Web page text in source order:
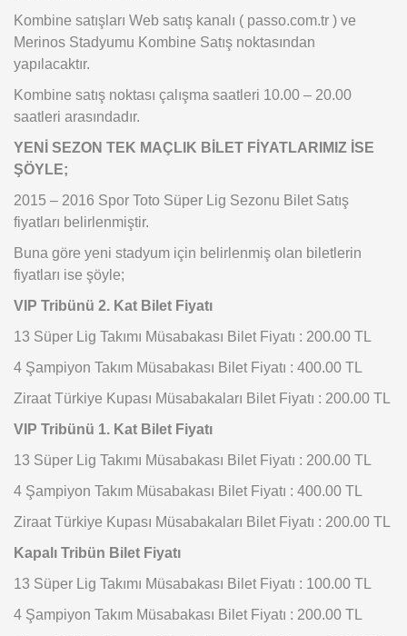
Kombine satışları Web satış kanalı ( passo.com.tr ) ve
Merinos Stadyumu Kombine Satış noktasından
yapılacaktır.
Kombine satış noktası çalışma saatleri 10.00 – 20.00
saatleri arasındadır.
YENİ SEZON TEK MAÇLIK BİLET FİYATLARIMIZ İSE
ŞÖYLE;
2015 – 2016 Spor Toto Süper Lig Sezonu Bilet Satış
fiyatları belirlenmiştir.
Buna göre yeni stadyum için belirlenmiş olan biletlerin
fiyatları ise şöyle;
VIP Tribünü 2. Kat Bilet Fiyatı
13 Süper Lig Takımı Müsabakası Bilet Fiyatı : 200.00 TL
4 Şampiyon Takım Müsabakası Bilet Fiyatı : 400.00 TL
Ziraat Türkiye Kupası Müsabakaları Bilet Fiyatı : 200.00 TL
VIP Tribünü 1. Kat Bilet Fiyatı
13 Süper Lig Takımı Müsabakası Bilet Fiyatı : 200.00 TL
4 Şampiyon Takım Müsabakası Bilet Fiyatı : 400.00 TL
Ziraat Türkiye Kupası Müsabakaları Bilet Fiyatı : 200.00 TL
Kapalı Tribün Bilet Fiyatı
13 Süper Lig Takımı Müsabakası Bilet Fiyatı : 100.00 TL
4 Şampiyon Takım Müsabakası Bilet Fiyatı : 200.00 TL